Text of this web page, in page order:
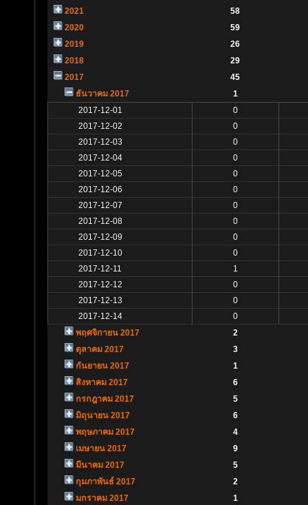
2021
58
2020
59
2019
26
2018
29
2017
45
ธันวาคม 2017
1
2017-12-01
0
2017-12-02
0
2017-12-03
0
2017-12-04
0
2017-12-05
0
2017-12-06
0
2017-12-07
0
2017-12-08
0
2017-12-09
0
2017-12-10
0
2017-12-11
1
2017-12-12
0
2017-12-13
0
2017-12-14
0
พฤศจิกายน 2017
2
ตุลาคม 2017
3
กันยายน 2017
1
สิงหาคม 2017
6
กรกฎาคม 2017
5
มิถุนายน 2017
6
พฤษภาคม 2017
4
เมษายน 2017
9
มีนาคม 2017
5
กุมภาพันธ์ 2017
2
มกราคม 2017
1